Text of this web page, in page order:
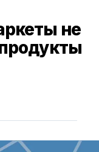
не